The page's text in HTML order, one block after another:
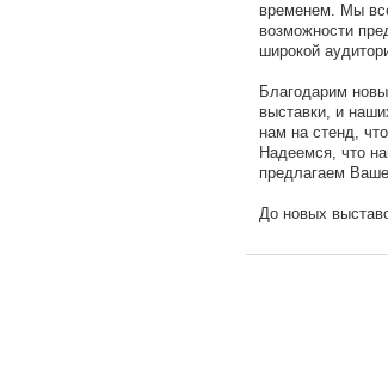
временем. Мы
возможности
широкой
Благодарим
выставки, и
нам на стенд,
Надеемся, что
предлагаем
До новых